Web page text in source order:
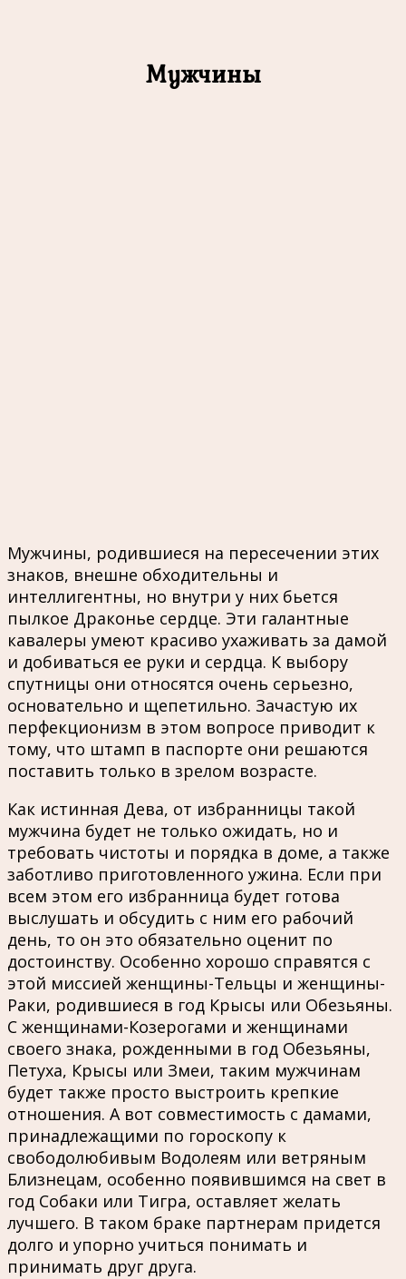
Мужчины
Мужчины, родившиеся на пересечении этих
знаков, внешне обходительны и
интеллигентны, но внутри у них бьется
пылкое Драконье сердце. Эти галантные
кавалеры умеют красиво ухаживать за дамой
и добиваться ее руки и сердца. К выбору
спутницы они относятся очень серьезно,
основательно и щепетильно. Зачастую их
перфекционизм в этом вопросе приводит к
тому, что штамп в паспорте они решаются
поставить только в зрелом возрасте.
Как истинная Дева, от избранницы такой
мужчина будет не только ожидать, но и
требовать чистоты и порядка в доме, а также
заботливо приготовленного ужина. Если при
всем этом его избранница будет готова
выслушать и обсудить с ним его рабочий
день, то он это обязательно оценит по
достоинству. Особенно хорошо справятся с
этой миссией женщины-Тельцы и женщины-
Раки, родившиеся в год Крысы или Обезьяны.
С женщинами-Козерогами и женщинами
своего знака, рожденными в год Обезьяны,
Петуха, Крысы или Змеи, таким мужчинам
будет также просто выстроить крепкие
отношения. А вот совместимость с дамами,
принадлежащими по гороскопу к
свободолюбивым Водолеям или ветряным
Близнецам, особенно появившимся на свет в
год Собаки или Тигра, оставляет желать
лучшего. В таком браке партнерам придется
долго и упорно учиться понимать и
принимать друг друга.